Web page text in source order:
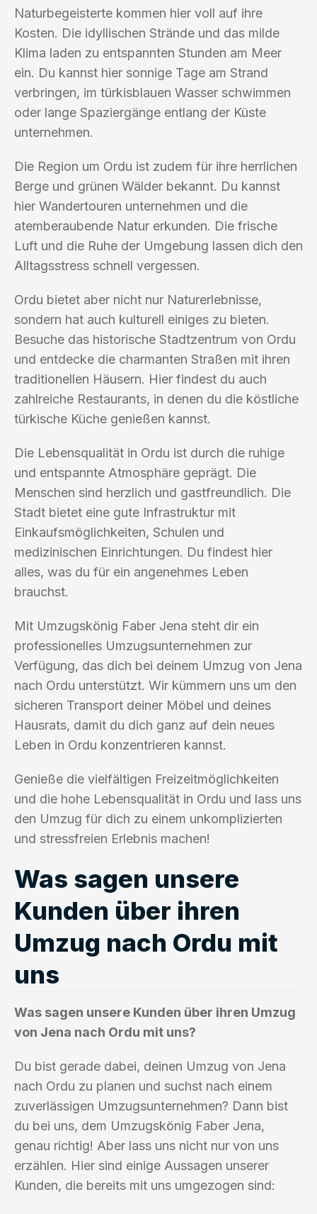
Naturbegeisterte kommen hier voll auf ihre
Kosten. Die idyllischen Strände und das milde
Klima laden zu entspannten Stunden am Meer
ein. Du kannst hier sonnige Tage am Strand
verbringen, im türkisblauen Wasser schwimmen
oder lange Spaziergänge entlang der Küste
unternehmen.
Die Region um Ordu ist zudem für ihre herrlichen
Berge und grünen Wälder bekannt. Du kannst
hier Wandertouren unternehmen und die
atemberaubende Natur erkunden. Die frische
Luft und die Ruhe der Umgebung lassen dich den
Alltagsstress schnell vergessen.
Ordu bietet aber nicht nur Naturerlebnisse,
sondern hat auch kulturell einiges zu bieten.
Besuche das historische Stadtzentrum von Ordu
und entdecke die charmanten Straßen mit ihren
traditionellen Häusern. Hier findest du auch
zahlreiche Restaurants, in denen du die köstliche
türkische Küche genießen kannst.
Die Lebensqualität in Ordu ist durch die ruhige
und entspannte Atmosphäre geprägt. Die
Menschen sind herzlich und gastfreundlich. Die
Stadt bietet eine gute Infrastruktur mit
Einkaufsmöglichkeiten, Schulen und
medizinischen Einrichtungen. Du findest hier
alles, was du für ein angenehmes Leben
brauchst.
Mit Umzugskönig Faber Jena steht dir ein
professionelles Umzugsunternehmen zur
Verfügung, das dich bei deinem Umzug von Jena
nach Ordu unterstützt. Wir kümmern uns um den
sicheren Transport deiner Möbel und deines
Hausrats, damit du dich ganz auf dein neues
Leben in Ordu konzentrieren kannst.
Genieße die vielfältigen Freizeitmöglichkeiten
und die hohe Lebensqualität in Ordu und lass uns
den Umzug für dich zu einem unkomplizierten
und stressfreien Erlebnis machen!
Was sagen unsere
Kunden über ihren
Umzug nach Ordu mit
uns
Was sagen unsere Kunden über ihren Umzug
von Jena nach Ordu mit uns?
Du bist gerade dabei, deinen Umzug von Jena
nach Ordu zu planen und suchst nach einem
zuverlässigen Umzugsunternehmen? Dann bist
du bei uns, dem Umzugskönig Faber Jena,
genau richtig! Aber lass uns nicht nur von uns
erzählen. Hier sind einige Aussagen unserer
Kunden, die bereits mit uns umgezogen sind: